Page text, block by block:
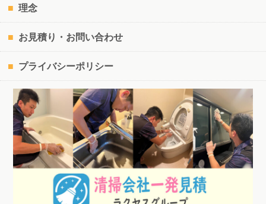
理念
お見積り・お問い合わせ
プライバシーポリシー